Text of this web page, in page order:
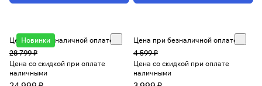
Новинки
Цена при безналичной оплате
28 799 ₽
Цена со скидкой при оплате
наличными
Цена при безналичной оплате
4 599 ₽
Цена со скидкой при оплате
наличными